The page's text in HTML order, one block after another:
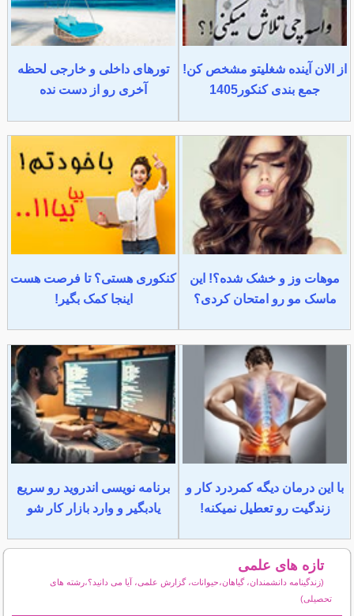
از الان آینده شغلیتو مشخص کن!
جمع بندی کنکور1405
تورهای داخلی و خارجی لحظه
آخری رو از دست نده
موهات وز و خشک شده؟! این
ماسک مو رو امتحان کردی؟
کنکوری هستی؟ تا فرصت هست
اینجا کمک بگیر!
با این درمان دیگه کمردرد کار و
زندگیت رو تعطیل نمیکنه!
برنامه نویسی اندروید رو سریع
یادبگیر و وارد بازار کار شو
تازه های علمی
(زندگینامه دانشمندان، گیاهان،حیوانات، گزارش علمی، آیا می دانید؟،رشته های
تحصیلی)